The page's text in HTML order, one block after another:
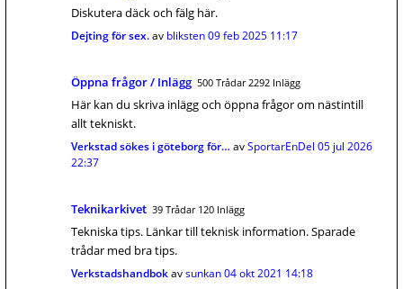
Diskutera däck och fälg här.
Dejting för sex.av bliksten09 feb 2025 11:17
Öppna frågor / Inlägg 500 Trådar 2292 Inlägg
Här kan du skriva inlägg och öppna frågor om nästintill
allt tekniskt.
Verkstad sökes i göteborg för… avSportarEnDel 05 jul 2026
22:37
Teknikarkivet 39 Trådar 120 Inlägg
Tekniska tips. Länkar till teknisk information. Sparade
trådar med bra tips.
Verkstadshandbokavsunkan04 okt 2021 14:18